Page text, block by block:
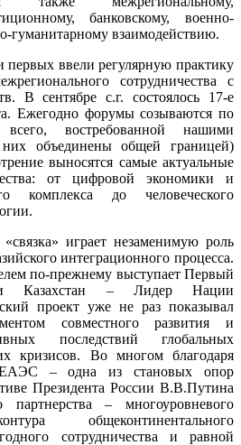
банковскому, военно-
гуманитарному взаимодействию.
первых ввели регулярную практику
сотрудничества с
В сентябре с.г. состоялось 17-е
Ежегодно форумы созываются по
востребованной нашими
объединены общей границей)
выносятся самые актуальные
от цифровой экономики и
комплекса до человеческого
«связка» играет незаменимую роль
интеграционного процесса.
по-прежнему выступает Первый
Казахстан – Лидер Нации
проект уже не раз показывал
совместного развития и
последствий глобальных
кризисов. Во многом благодаря
ЕАЭС – одна из становых опор
Президента России В.В.Путина
партнерства – многоуровневого
общеконтинентального
сотрудничества и равной